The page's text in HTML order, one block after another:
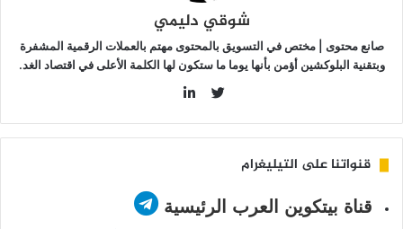
شوقي دليمي
صانع محتوى | مختص في التسويق بالمحتوى مهتم بالعملات الرقمية المشفرة
وبتقنية البلوكشين أؤمن بأنها يوما ما ستكون لها الكلمة الأعلى في اقتصاد الغد.
قنواتنا على التيليغرام
قناة بيتكوين العرب الرئيسية